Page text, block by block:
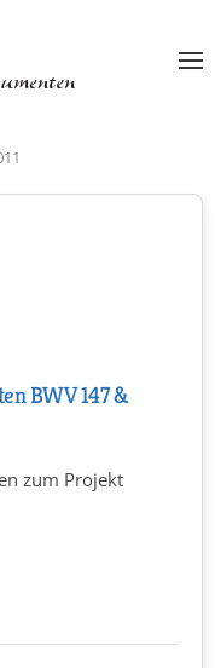
BWV 147 &
zum Projekt